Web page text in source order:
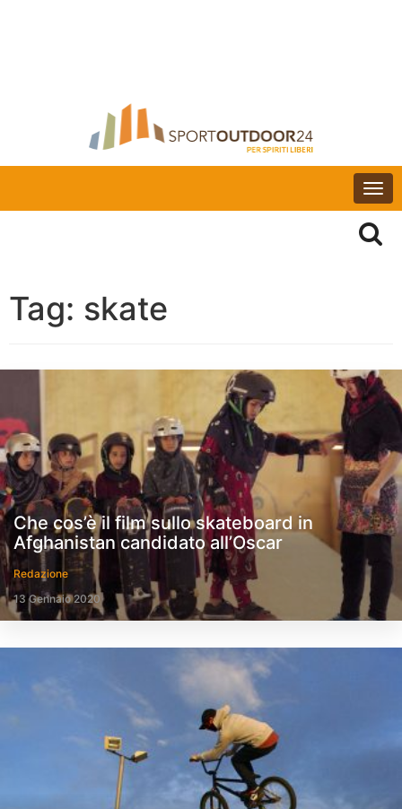
Tag: skate
Che cos’è il film sullo skateboard in
Afghanistan candidato all’Oscar
Redazione
13 Gennaio 2020